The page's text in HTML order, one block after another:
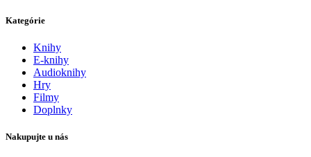
Kategórie
Knihy
E-knihy
Audioknihy
Hry
Filmy
Doplnky
Nakupujte u nás